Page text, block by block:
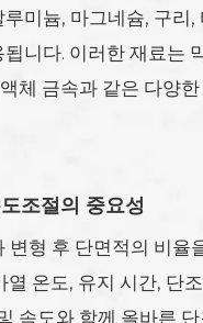
미늄, 마그네슘, 구리,
니다. 이러한 재료는
체 금속과 같은 다양
조절의 중요성
변형 후 단면적의 비율
열 온도, 유지 시간, 단
속도와 함께 올바른